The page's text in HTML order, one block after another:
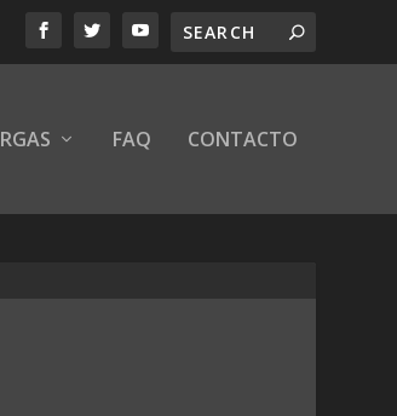
FAQ CONTACTO